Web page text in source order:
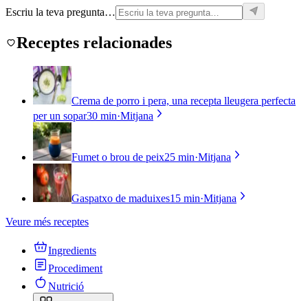
Escriu la teva pregunta…
Receptes relacionades
Crema de porro i pera, una recepta lleugera perfecta
per un sopar30 min·Mitjana
Fumet o brou de peix25 min·Mitjana
Gaspatxo de maduixes15 min·Mitjana
Veure més receptes
Ingredients
Procediment
Nutrició